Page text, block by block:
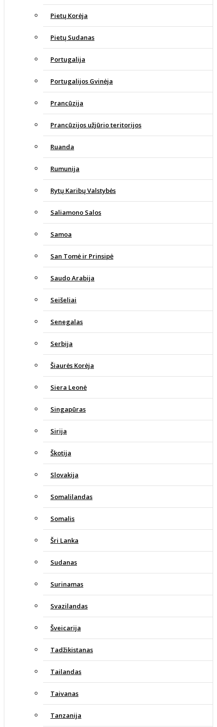
Pietų Korėja
Pietų Sudanas
Portugalija
Portugalijos Gvinėja
Prancūzija
Prancūzijos užjūrio teritorijos
Ruanda
Rumunija
Rytų Karibų Valstybės
Saliamono Salos
Samoa
San Tomė ir Prinsipė
Saudo Arabija
Seišeliai
Senegalas
Serbija
Šiaurės Korėja
Siera Leonė
Singapūras
Sirija
Škotija
Slovakija
Somalilandas
Somalis
Šri Lanka
Sudanas
Surinamas
Svazilandas
Šveicarija
Tadžikistanas
Tailandas
Taivanas
Tanzanija